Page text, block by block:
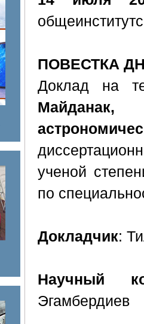
ПОВЕСТКА
Доклад на
ученой
по
Докладчик:
Научный
Эгамбердиев